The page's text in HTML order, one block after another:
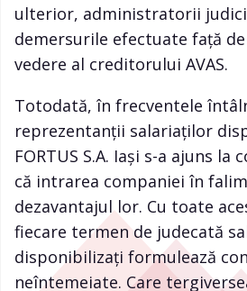
ulterior, administratorii
demersurile efectuate față
vedere al creditorului AVAS.
Totodată, în frecventele
reprezentanţii salariaţilor
FORTUS S.A. Iași s-a ajuns la
că intrarea companiei în
dezavantajul lor. Cu toate
fiecare termen de judecată
disponibilizaţi formulează
neîntemeiate. Care